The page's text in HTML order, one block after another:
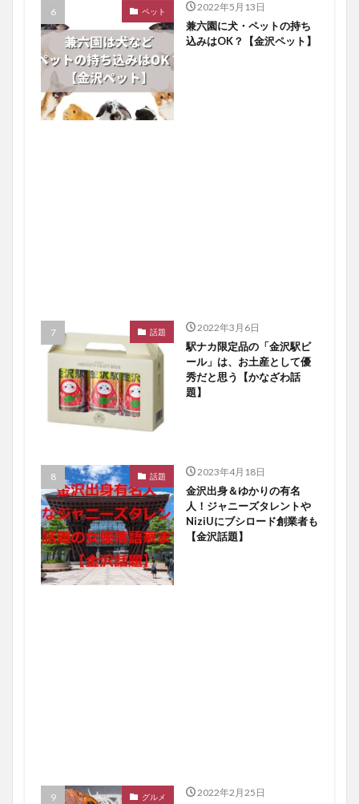
ペット 2022年5月13日
兼六園に犬・ペットの持ち
込みはOK？【金沢ペット】
話題 2022年3月6日
駅ナカ限定品の「金沢駅ビ
ール」は、お土産として優
秀だと思う【かなざわ話
題】
話題 2023年4月18日
金沢出身＆ゆかりの有名
人！ジャニーズタレントや
NiziUにブシロード創業者も
【金沢話題】
グルメ 2022年2月25日